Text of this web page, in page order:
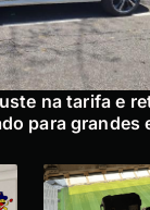
na tarifa e
para grandes